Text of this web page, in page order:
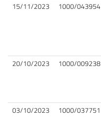
15/11/2023 1000/043954
20/10/2023 1000/009238
03/10/2023 1000/037751